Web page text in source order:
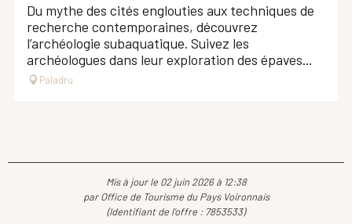
Du mythe des cités englouties aux techniques de
recherche contemporaines, découvrez
l’archéologie subaquatique. Suivez les
archéologues dans leur exploration des épaves...
Paladru
Mis à jour le 02 juin 2026 à 12:38
par Office de Tourisme du Pays Voironnais
(Identifiant de l'offre : 7853533)